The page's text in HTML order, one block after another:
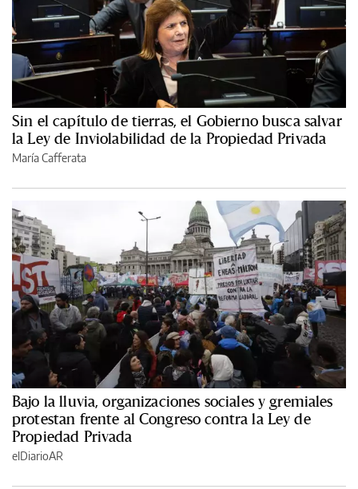
Sin el capítulo de tierras, el Gobierno busca salvar
la Ley de Inviolabilidad de la Propiedad Privada
María Cafferata
Bajo la lluvia, organizaciones sociales y gremiales
protestan frente al Congreso contra la Ley de
Propiedad Privada
elDiarioAR